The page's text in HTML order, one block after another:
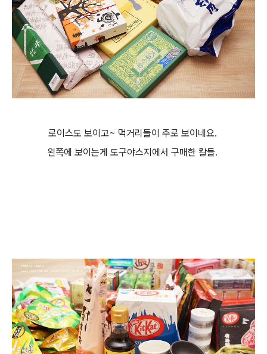
로이스도 보이고~ 먹거리들이 주로 보이네요.
왼쪽에 보이는게 도구야스지에서 구매한 칼들.